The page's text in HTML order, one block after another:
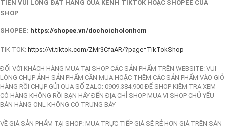
TIỀN VUI LÒNG ĐẶT HÀNG QUA KÊNH TIKTOK HOẶC SHOPEE CỦA
SHOP
SHOPEE: https://shopee.vn/dochoicholonhcm
TIK TOK: https://vt.tiktok.com/ZMr3CfaAR/?page=TikTokShop
ĐỐI VỚI KHÁCH HÀNG MUA TẠI SHOP CÁC SẢN PHẨM TRÊN WEBSITE: VUI
LÒNG CHỤP ẢNH SẢN PHẨM CẦN MUA HOẶC THÊM CÁC SẢN PHẨM VÀO GIỎ
HÀNG RỒI CHỤP GỬI QUA SỐ ZALO: 0909.384.900 ĐỂ SHOP KIÊM TRA XEM
CÓ HÀNG KHÔNG RỒI BẠN HÃY ĐẾN ĐỊA CHỈ SHOP MUA VI SHOP CHỦ YẾU
BÁN HÀNG ONL KHÔNG CÓ TRƯNG BÀY
VỀ GIÁ SẢN PHẨM TẠI SHOP: MUA TRỰC TIẾP GIÁ SẼ RẺ HƠN GIÁ TRÊN SÀN